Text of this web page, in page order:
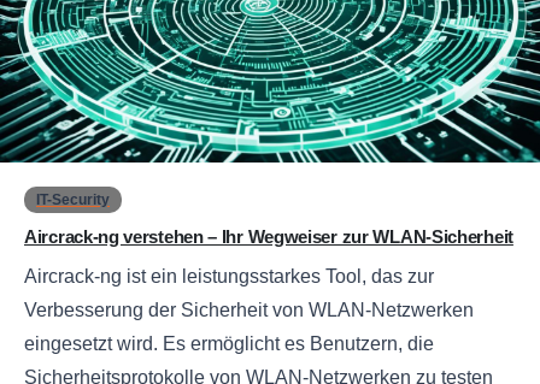
0
IT-Security
Aircrack-ng verstehen – Ihr Wegweiser zur WLAN-Sicherheit
Aircrack-ng ist ein leistungsstarkes Tool, das zur
Verbesserung der Sicherheit von WLAN-Netzwerken
eingesetzt wird. Es ermöglicht es Benutzern, die
Sicherheitsprotokolle von WLAN-Netzwerken zu testen